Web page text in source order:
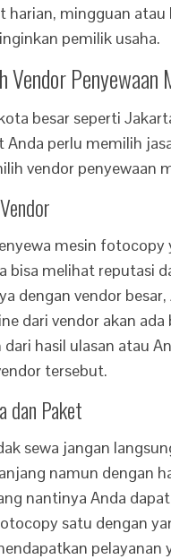
harian, mingguan
pemilik usaha.
Penyewaan
besar seperti
perlu memilih
vendor penyewaan
mesin
bisa melihat reputasi
dengan vendor
dari vendor akan
hasil ulasan atau
tersebut.
dan Paket
sewa jangan
namun dengan
nantinya Anda
satu dengan
pelayanan